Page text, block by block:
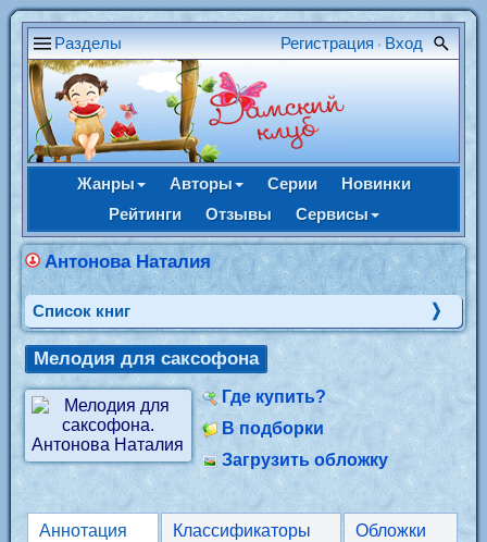
Разделы Регистрация • Вход
Жанры Авторы Серии
Новинки
Рейтинги
Отзывы Сервисы
Антонова Наталия
Cписок книг
Мелодия для саксофона
Где купить?
В подборки
Загрузить обложку
Аннотация Классификаторы
Обложки